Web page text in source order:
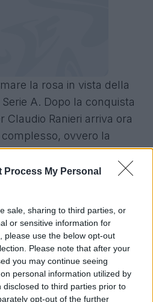
Process My Personal
sale, sharing to third parties, or
or sensitive information for
please use the below opt-out
Please note that after your
you may continue seeing
personal information utilized by
to third parties prior to
opt-out of the further
la rosa in vista della
A. Dopo la conquista
Claudio Ranieri arriva ora
ovvero la
che possa tenere la
del club sardo è
, deciso però a
la retrocessione in
seppur il giocatore
da Ranieri, il mister